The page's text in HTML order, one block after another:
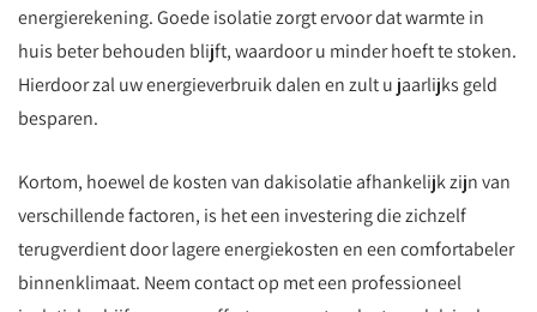
energierekening. Goede isolatie zorgt ervoor dat warmte in
huis beter behouden blijft, waardoor u minder hoeft te stoken.
Hierdoor zal uw energieverbruik dalen en zult u jaarlijks geld
besparen.
Kortom, hoewel de kosten van dakisolatie afhankelijk zijn van
verschillende factoren, is het een investering die zichzelf
terugverdient door lagere energiekosten en een comfortabeler
binnenklimaat. Neem contact op met een professioneel